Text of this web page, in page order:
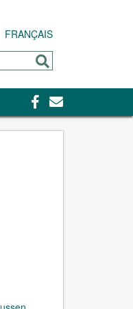
FRANÇAIS
Sturen
Facebook
Contact